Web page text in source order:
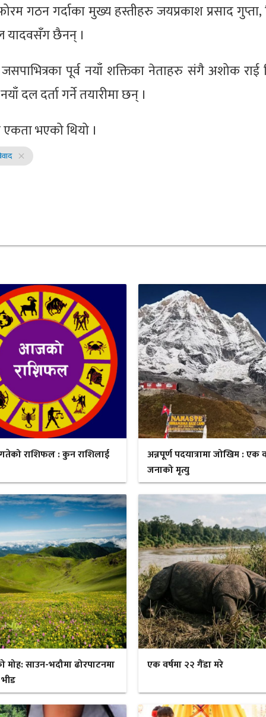
गठन गर्दाका मुख्य हस्तीहरु जयप्रकाश प्रसाद
यादवसँग छैनन् ।
पूर्व नयाँ शक्तिका नेताहरु संगै अशोक
दल दर्ता गर्ने तयारीमा छन् ।
एकता भएको थियो ।
close
राशिफल : कुन राशिलाई
अन्नपूर्ण पदयात्रामा जोखिम : एक
जनाको मृत्यु
साउन-भदौमा ढोरपाटनमा
एक वर्षमा २२ गैंडा मरे